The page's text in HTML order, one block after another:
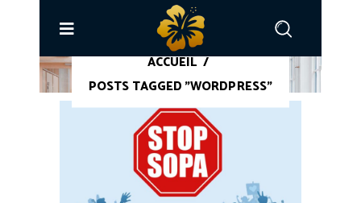
ACCUEIL /
POSTS TAGGED "WORDPRESS"